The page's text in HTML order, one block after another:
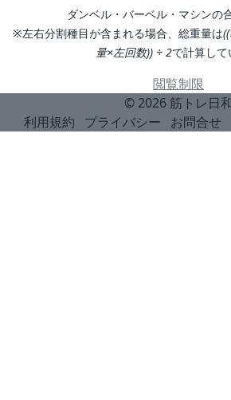
ダンベル・バーベル・マシンの
※左右分割種目が含まれる場合、総重量は
量×左回数)) ÷ 2で計算して
閲覧制限
© 2026 筋トレ日
利用規約
プライバシー お問合せ